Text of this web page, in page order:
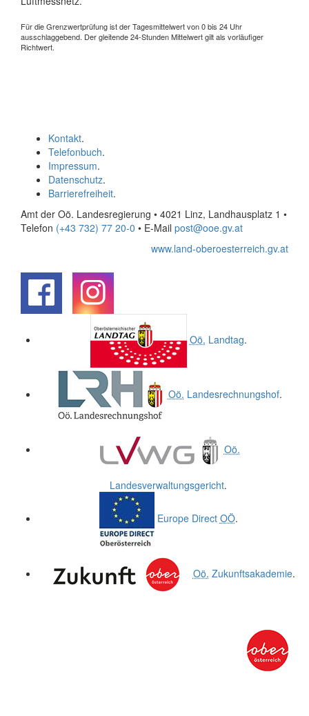
Für die Grenzwertprüfung ist der Tagesmittelwert von 0 bis 24 Uhr
ausschlaggebend. Der gleitende 24-Stunden Mittelwert gilt als vorläufiger
Richtwert.
Kontakt.
Telefonbuch.
Impressum.
Datenschutz.
Barrierefreiheit.
Amt der Oö. Landesregierung • 4021 Linz, Landhausplatz 1 •
Telefon (+43 732) 77 20-0 • E-Mail post@ooe.gv.at
www.land-oberoesterreich.gv.at
Oö. Landtag.
Oö. Landesrechnungshof.
Oö.
Landesverwaltungsgericht.
Europe Direct OÖ.
Oö. Zukunftsakademie.